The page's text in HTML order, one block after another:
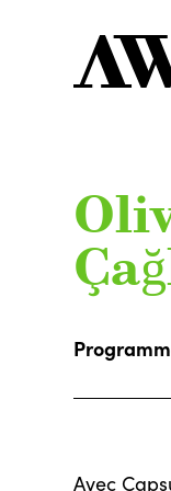
Avec